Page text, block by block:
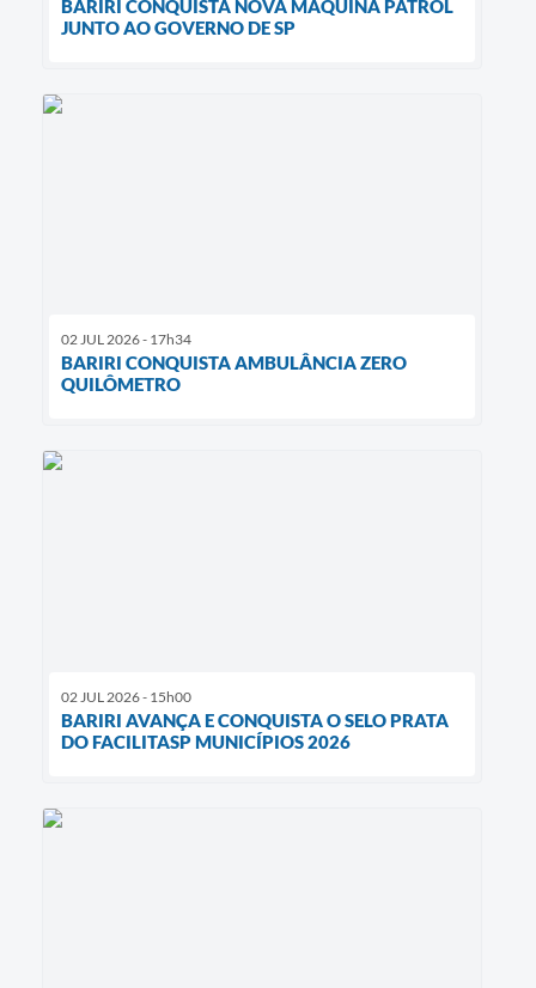
BARIRI CONQUISTA NOVA MÁQUINA PATROL
JUNTO AO GOVERNO DE SP
02 JUL 2026 - 17h34
BARIRI CONQUISTA AMBULÂNCIA ZERO
QUILÔMETRO
02 JUL 2026 - 15h00
BARIRI AVANÇA E CONQUISTA O SELO PRATA
DO FACILITASP MUNICÍPIOS 2026